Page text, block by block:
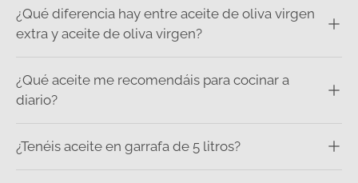
¿Qué diferencia hay entre aceite de oliva virgen
extra y aceite de oliva virgen?
¿Qué aceite me recomendáis para cocinar a
diario?
¿Tenéis aceite en garrafa de 5 litros?